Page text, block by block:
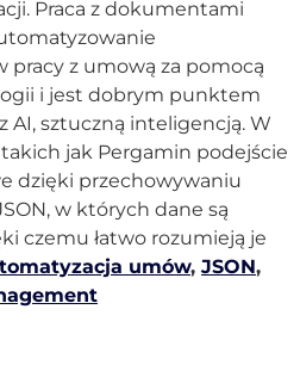
Praca z dokumentami
pracy z umową za pomocą
i jest dobrym punktem
AI, sztuczną inteligencją. W
jak Pergamin podejście
dzięki przechowywaniu
w których dane są
czemu łatwo rozumieją je
umów, JSON,